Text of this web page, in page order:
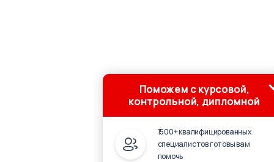
Поможем с курсовой,
контрольной, дипломной
1500+ квалифицированных
специалистов готовы вам
помочь